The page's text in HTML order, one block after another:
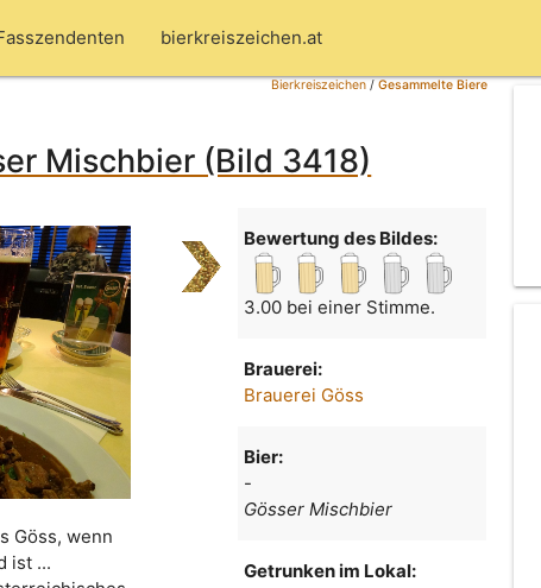
bierkreiszeichen.at
Bierkreiszeichen/Gesammelte Biere
Mischbier (Bild 3418)
Göss, wenn
ist ...
Bewertung des Bildes:
3.00 bei einer Stimme.
Brauerei:
Brauerei Göss
Bier:
-
Gösser Mischbier
Getrunken im Lokal: